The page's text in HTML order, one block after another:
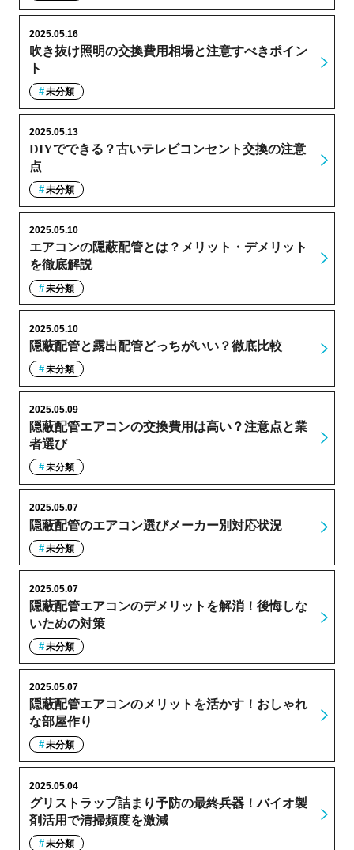
吹き抜け照明の交換費用相場と注意すべきポイン
ト
2025.05.16
未分類
DIYでできる？古いテレビコンセント交換の注意
点
2025.05.13
未分類
エアコンの隠蔽配管とは？メリット・デメリット
を徹底解説
2025.05.10
未分類
隠蔽配管と露出配管どっちがいい？徹底比較
2025.05.10
未分類
隠蔽配管エアコンの交換費用は高い？注意点と業
者選び
2025.05.09
未分類
隠蔽配管のエアコン選びメーカー別対応状況
2025.05.07
未分類
隠蔽配管エアコンのデメリットを解消！後悔しな
いための対策
2025.05.07
未分類
隠蔽配管エアコンのメリットを活かす！おしゃれ
な部屋作り
2025.05.07
未分類
グリストラップ詰まり予防の最終兵器！バイオ製
剤活用で清掃頻度を激減
2025.05.04
未分類